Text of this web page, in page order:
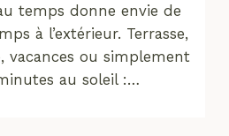
temps donne envie de
à l’extérieur. Terrasse,
vacances ou simplement
au soleil :…